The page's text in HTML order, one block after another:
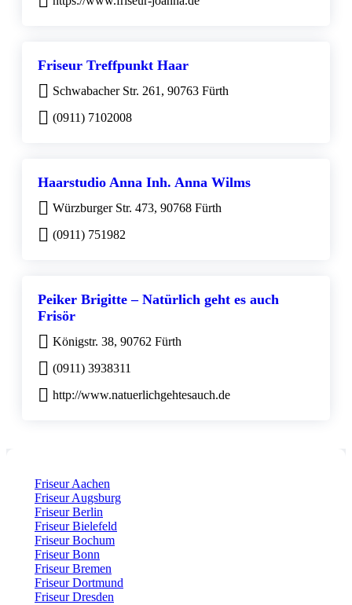
Friseur Treffpunkt Haar
Schwabacher Str. 261, 90763 Fürth
(0911) 7102008
Haarstudio Anna Inh. Anna Wilms
Würzburger Str. 473, 90768 Fürth
(0911) 751982
Peiker Brigitte – Natürlich geht es auch
Frisör
Königstr. 38, 90762 Fürth
(0911) 3938311
http://www.natuerlichgehtesauch.de
Friseur Aachen
Friseur Augsburg
Friseur Berlin
Friseur Bielefeld
Friseur Bochum
Friseur Bonn
Friseur Bremen
Friseur Dortmund
Friseur Dresden